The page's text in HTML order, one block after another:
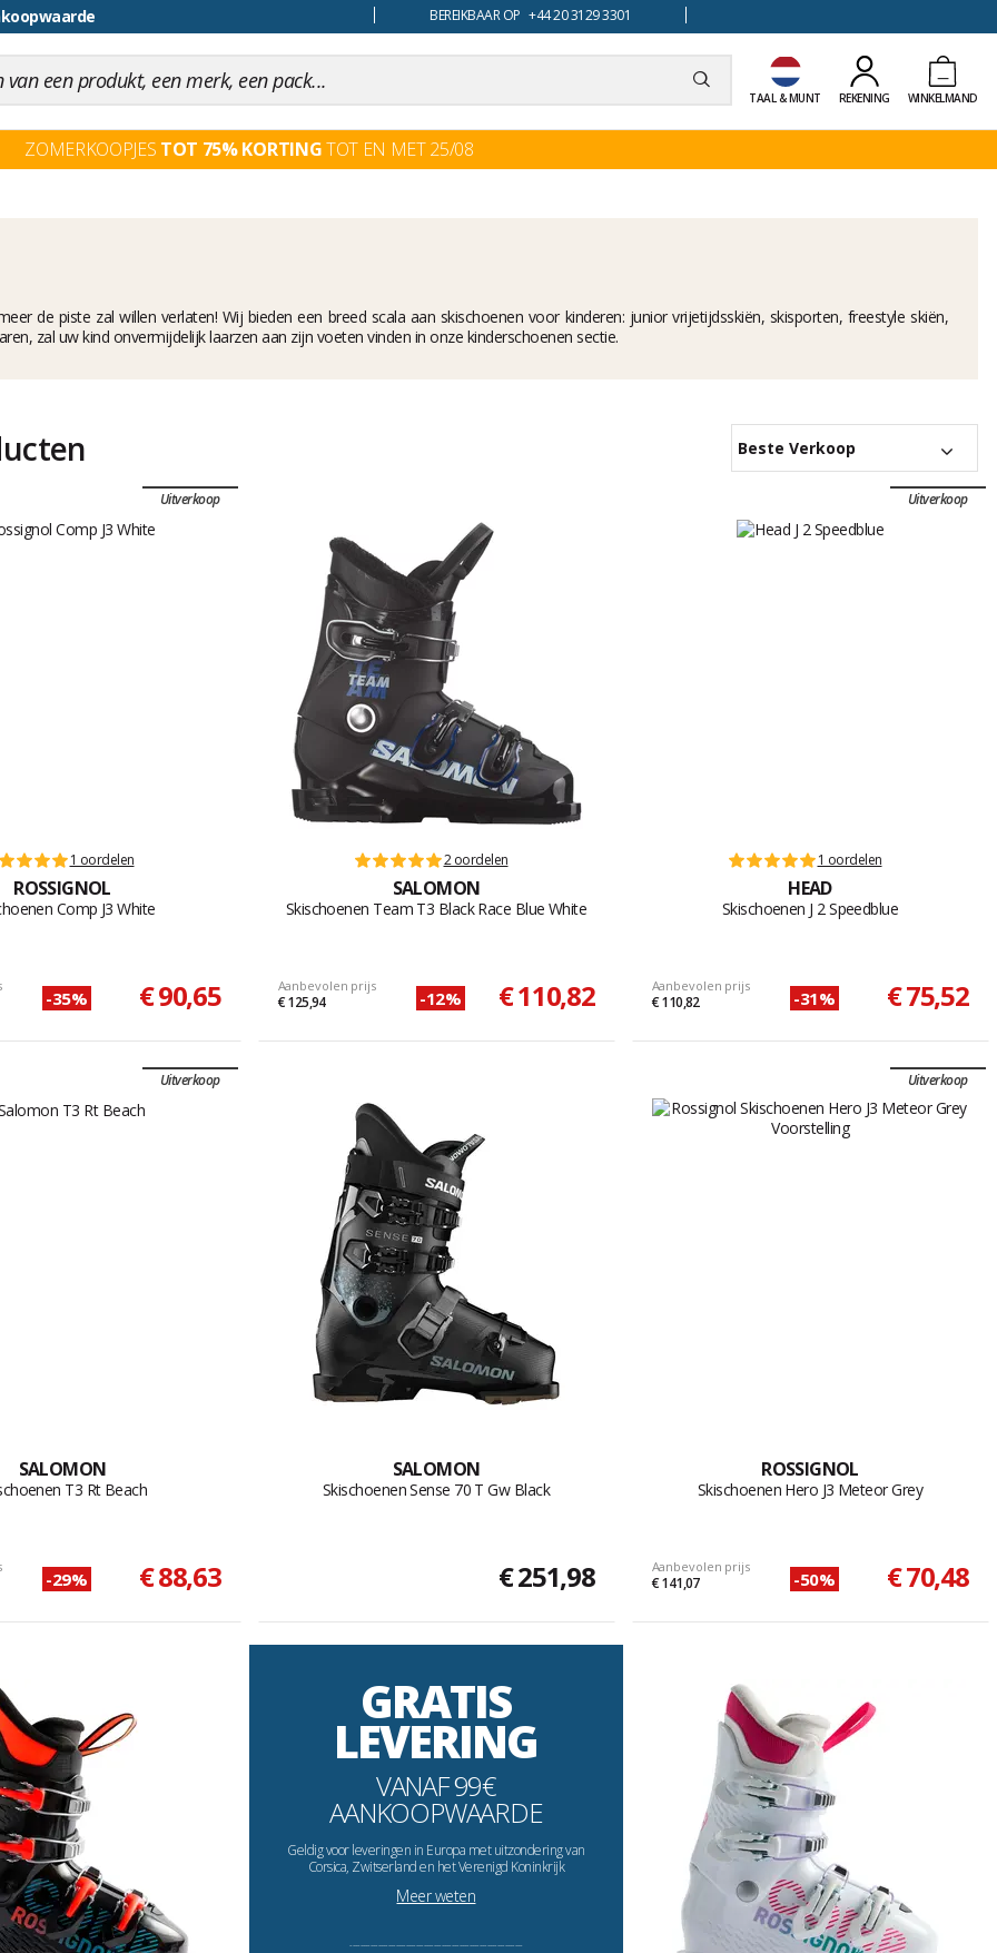
BEREIKBAAR OP +44 20 3129 3301
TAAL & MUNT REKENING WINKELMAND
ZOMERKOOPJES TOT 75% KORTINGTOT EN MET 25/08
de piste zal willen verlaten! Wij bieden een breed scala aan skischoenen voor kinderen: junior vrijetijdsskiën, skisporten, freestyle skiën,
zal uw kind onvermijdelijk laarzen aan zijn voeten vinden in onze kinderschoenen sectie.
Beste Verkoop
Uitverkoop
1 oordelen
ROSSIGNOL
Comp J3 White
-35% € 90,65
2 oordelen
SALOMON
Skischoenen Team T3 Black Race Blue White
Aanbevolen prijs
€ 125,94 -12% € 110,82
Uitverkoop
1 oordelen
HEAD
Skischoenen J 2 Speedblue
Aanbevolen prijs
€ 110,82 -31% € 75,52
Uitverkoop
SALOMON
T3 Rt Beach
-29% € 88,63
SALOMON
Skischoenen Sense 70 T Gw Black
€ 251,98
Uitverkoop
ROSSIGNOL
Skischoenen Hero J3 Meteor Grey
Aanbevolen prijs
€ 141,07 -50% € 70,48
GRATIS
LEVERING
VANAF 99€
AANKOOPWAARDE
Geldig voor leveringen in Europa met uitzondering van
Corsica, Zwitserland en het Verenigd Koninkrijk
Meer weten
--------------------------------------------------------------------